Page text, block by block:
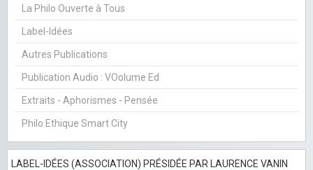
La Philo Ouverte à Tous
Label-Idées
Autres Publications
Publication Audio : VOolume Ed
Extraits - Aphorismes - Pensée
Philo Ethique Smart City
LABEL-IDÉES (ASSOCIATION) PRÉSIDÉE PAR LAURENCE VANIN